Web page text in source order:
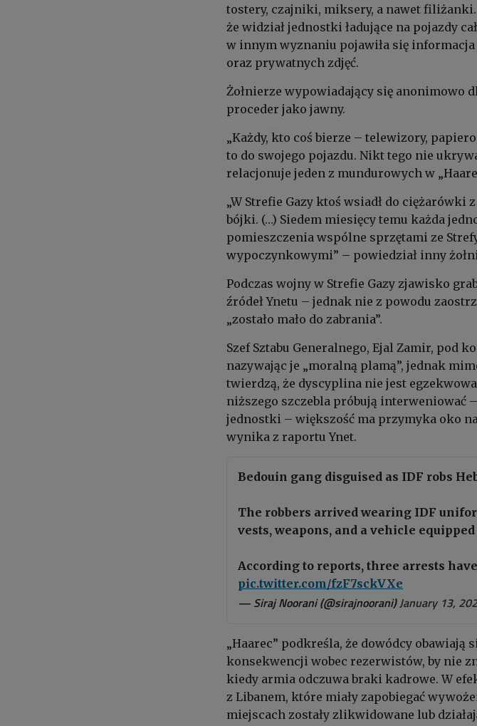
tostery, czajniki, miksery, a nawet filiżanki.
że widział jednostki ładujące na pojazdy
w innym wyznaniu pojawiła się informacja
oraz prywatnych zdjęć.
Żołnierze wypowiadający się anonimowo
proceder jako jawny.
„Każdy, kto coś bierze – telewizory,
to do swojego pojazdu. Nikt tego nie
relacjonuje jeden z mundurowych w
„W Strefie Gazy ktoś wsiadł do ciężarówki
bójki. (…) Siedem miesięcy temu każda
pomieszczenia wspólne sprzętami ze
wypoczynkowymi” – powiedział inny
Podczas wojny w Strefie Gazy zjawisko
źródeł Ynetu – jednak nie z powodu
„zostało mało do zabrania”.
Szef Sztabu Generalnego, Ejal Zamir, pod
nazywając je „moralną plamą”, jednak
twierdzą, że dyscyplina nie jest
niższego szczebla próbują interweniować
jednostki – większość ma przymyka oko
wynika z raportu Ynet.
Bedouin gang disguised as IDF robs
The robbers arrived wearing IDF
vests, weapons, and a vehicle
According to reports, three arrests
pic.twitter.com/fzF7sckVXe
— Siraj Noorani (@sirajnoorani)January 13,
„Haarec” podkreśla, że dowódcy obawiają
konsekwencji wobec rezerwistów, by nie
kiedy armia odczuwa braki kadrowe. W
z Libanem, które miały zapobiegać
miejscach zostały zlikwidowane lub